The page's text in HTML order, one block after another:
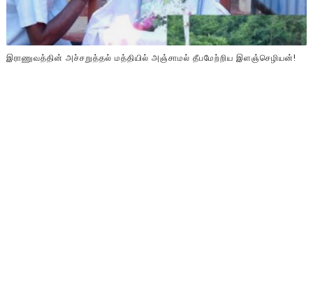
இராணுவத்தின் அச்சறுத்தல் மத்தியில் அஞ்சாமல் தீபமேற்றிய இளஞ்செழியன்!